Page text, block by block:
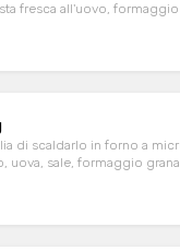
fresca all'uovo,
di scaldarlo in forno a
uova, sale, formaggio